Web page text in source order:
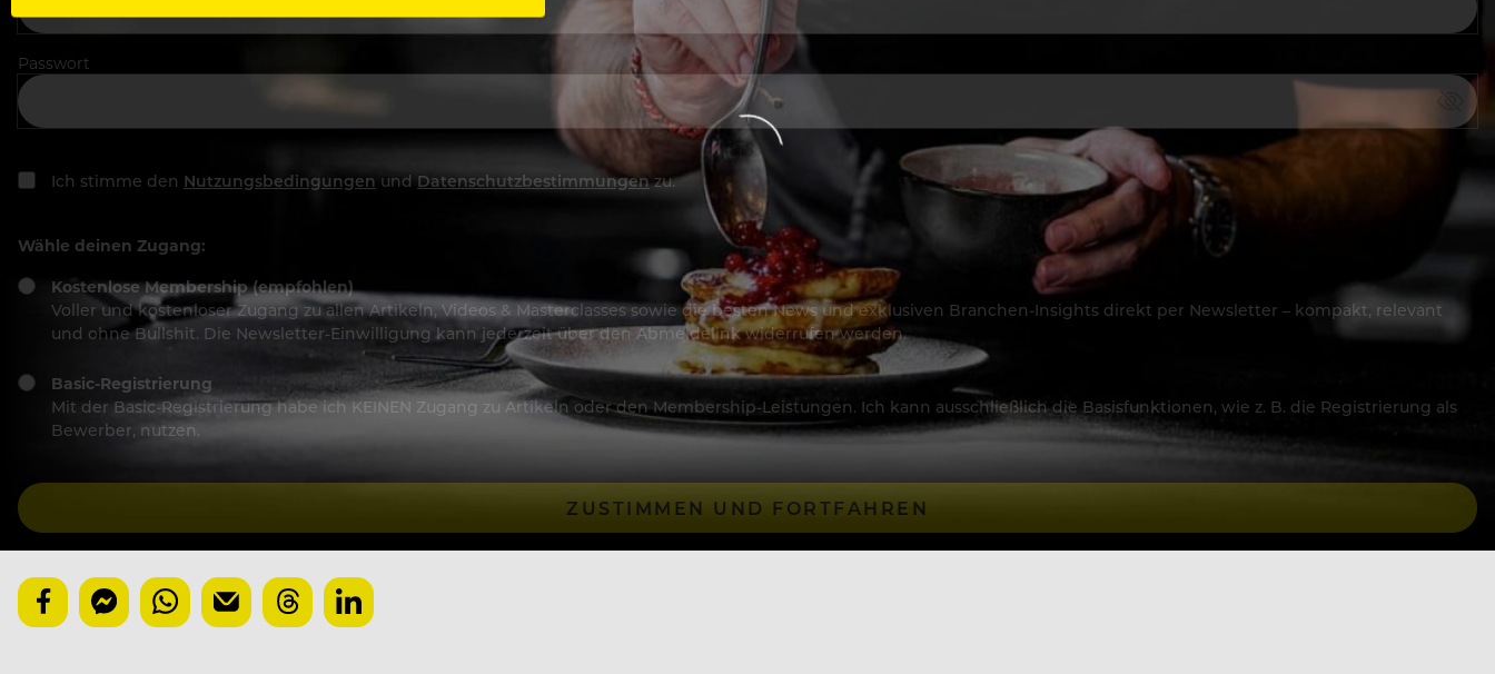
Passwort
Ich stimme den Nutzungsbedingungen und Datenschutzbestimmungenzu.
Wähle deinen Zugang:
Kostenlose Membership (empfohlen)
Voller und kostenloser Zugang zu allen Artikeln, Videos & Masterclasses sowie die besten News und exklusiven Branchen-Insights direkt per Newsletter – kompakt, relevant
und ohne Bullshit. Die Newsletter-Einwilligung kann jederzeit über den Abmeldelink widerrufen werden.
Basic-Registrierung
Mit der Basic-Registrierung habe ich KEINEN Zugang zu Artikeln oder den Membership-Leistungen. Ich kann ausschließlich die Basisfunktionen, wie z. B. die Registrierung als
Bewerber, nutzen.
ZUSTIMMEN UND FORTFAHREN